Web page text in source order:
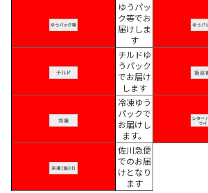
ゆうパッ
ク等でお
届けしま
す
チルドゆ
うパック
でお届け
します
冷凍ゆう
パックで
お届けし
ます。
佐川急便
でのお届
けとなり
ます